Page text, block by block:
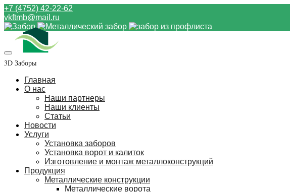
+7 (4752) 42-22-62
vkftmb@mail.ru
3D Заборы
Главная
О нас
Наши партнеры
Наши клиенты
Статьи
Новости
Услуги
Установка заборов
Установка ворот и калиток
Изготовление и монтаж металлоконструкций
Продукция
Металлические конструкции
Металлические ворота